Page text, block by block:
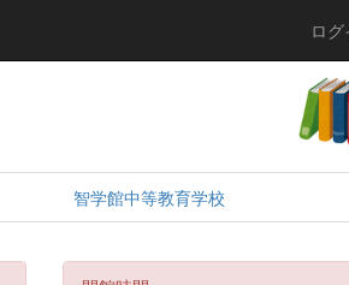
ロ
智学館中等教育学校